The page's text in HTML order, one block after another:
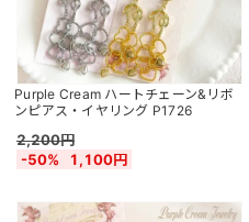
Purple Cream ハートチェーン&リボ
ンピアス・イヤリング P1726
2,200円
-50%
1,100円